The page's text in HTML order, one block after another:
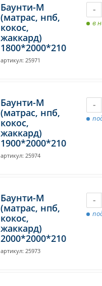
Баунти-М
(матрас, нпб,
кокос,
жаккард)
1800*2000*210
артикул: 25971
-
в
Баунти-М
(матрас, нпб,
кокос,
жаккард)
1900*2000*210
артикул: 25974
-
Баунти-М
(матрас, нпб,
кокос,
жаккард)
2000*2000*210
артикул: 25973
-